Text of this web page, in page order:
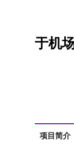
于机
项目简介